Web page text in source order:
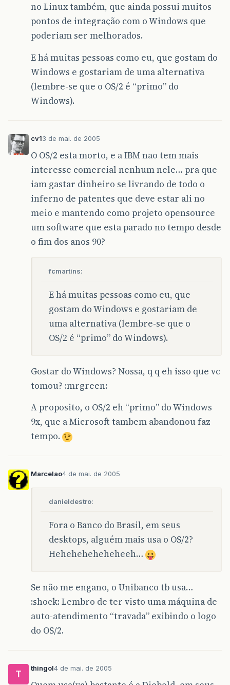
no Linux também, que ainda possui muitos
pontos de integração com o Windows que
poderiam ser melhorados.
E há muitas pessoas como eu, que gostam do
Windows e gostariam de uma alternativa
(lembre-se que o OS/2 é “primo” do
Windows).
cv13 de mai. de 2005
O OS/2 esta morto, e a IBM nao tem mais
interesse comercial nenhum nele… pra que
iam gastar dinheiro se livrando de todo o
inferno de patentes que deve estar ali no
meio e mantendo como projeto opensource
um software que esta parado no tempo desde
o fim dos anos 90?
fcmartins:
E há muitas pessoas como eu, que
gostam do Windows e gostariam de
uma alternativa (lembre-se que o
OS/2 é “primo” do Windows).
Gostar do Windows? Nossa, q q eh isso que vc
tomou? :mrgreen:
A proposito, o OS/2 eh “primo” do Windows
9x, que a Microsoft tambem abandonou faz
tempo.
Marcelao4 de mai. de 2005
danieldestro:
Fora o Banco do Brasil, em seus
desktops, alguém mais usa o OS/2?
Heheheheheheheeh…
Se não me engano, o Unibanco tb usa…
:shock: Lembro de ter visto uma máquina de
auto-atendimento “travada” exibindo o logo
do OS/2.
T
thingol4 de mai. de 2005